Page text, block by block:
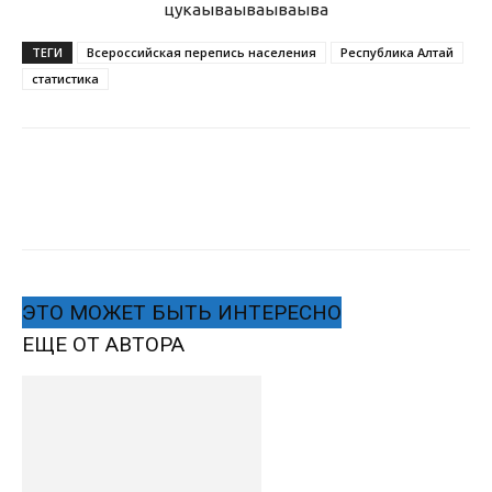
цукаываываываыва
ТЕГИ Всероссийская перепись населения
Республика Алтай
статистика
ЭТО МОЖЕТ БЫТЬ ИНТЕРЕСНО
ЕЩЕ ОТ АВТОРА